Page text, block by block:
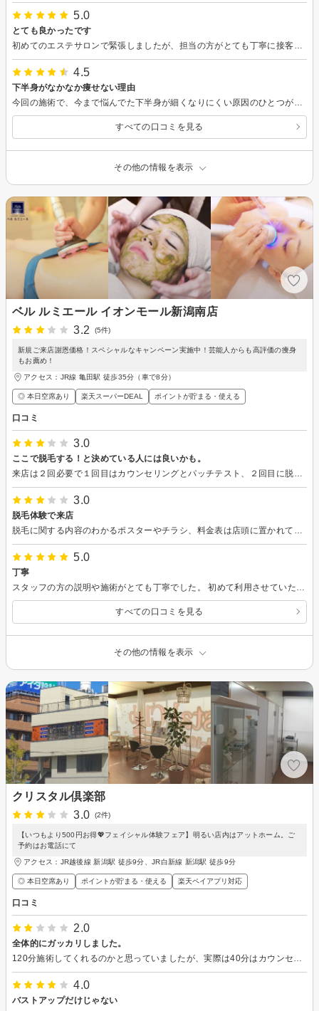
5.0
とても良かったです
4.5
下半身がなかなか痩せない理由
すべての口コミを見る
その他の情報を表示
ベル ルミエール イオンモール新潟南店
3.2
(5件)
新規ご来店謝恩価格！スペシャルなキャンペーン実施中！芸能人からも高評価の痩身
もお薦め！
アクセス：JR線 亀田駅 徒歩35分（車で8分）
◎ 本日空席あり 楽天スーパーDEAL ポイントが貯まる・使える
口コミ
3.0
ここで脱毛する！と決めている人には良いかも。
3.0
脱毛体験で来店
5.0
丁寧
すべての口コミを見る
その他の情報を表示
クリスタル倶楽部
3.0
(2件)
【いつもより500円お得💖フェイシャル体験フェア】明るい店内はアットホーム。ご
予約はお電話にて
アクセス：JR越後線 新潟駅 徒歩9分、JR白新線 新潟駅 徒歩9分
◎ 本日空席あり ポイントが貯まる・使える 楽天ペイアプリ対応
口コミ
2.0
全体的にガッカリしました。
4.0
バストアップだけじゃない